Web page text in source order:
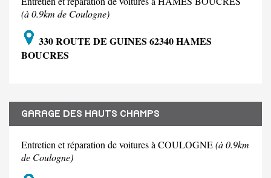
(à 0.9km de Coulogne)
330 ROUTE DE GUINES 62340 HAMES
BOUCRES
GARAGE DES HAUTS CHAMPS
Entretien et réparation de voitures à COULOGNE(à 0.9km
de Coulogne)